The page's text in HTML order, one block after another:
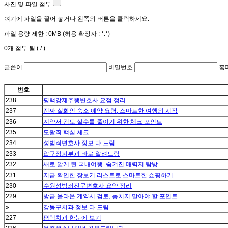
사진 및 파일 첨부
여기에 파일을 끌어 놓거나 왼쪽의 버튼을 클릭하세요.
파일 용량 제한 : 0MB (허용 확장자 : *.*)
0개 첨부 됨 ( /)
글쓴이 비밀번호
홈
번호
238
평택강제추행변호사 요점 정리
237
진짜 실화인 숙소 예약 요령, 스마트한 여행의 시작
236
계약서 검토 실수를 줄이기 위한 체크 포인트
235
도촬죄 핵심 체크
234
성범죄변호사 정보 다 드림
233
압구정피부과 바로 알려드림
232
새로 알게 된 국내여행: 숨겨진 매력지 탐방
231
지금 확인한 장보기 리스트로 스마트한 쇼핑하기
230
수원성범죄전문변호사 요약 정리
229
방금 올라온 계약서 검토, 놓치지 말아야 할 포인트
»
강동구치과 정보 다 드림
227
평택치과 한눈에 보기